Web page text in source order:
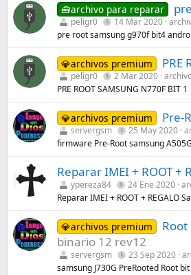
🧰archivo para reparar
peligr0 14 Mar 2020
pre root samsung g970f bit4
💎archivos premium PRE
peligr0 2 Mar 2020
PRE ROOT SAMSUNG N770F BIT 1
💎archivos premium Pre-
servergsm 25 May 2020
firmware Pre-Root samsung
Reparar IMEI + ROOT +
ypereza84 24 Ene 2020
Reparar IMEI + ROOT + REGALO
💎archivos premium
binario 12 rev12
servergsm 23 Sep 2020
samsung J730G PreRooted Root